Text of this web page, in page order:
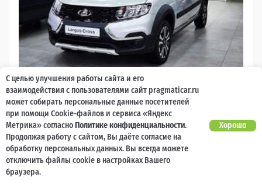
LADA Largus
2026
Есть предложение?
Улучшим! Ваш кешбек 10 000 баллов
2 017 000 ₽
1 477 600₽
С целью улучшения работы сайта и его
взаимодействия с пользователями сайт pragmaticar.ru
может собирать персональные данные посетителей
при помощи Cookie-файлов и сервиса «Яндекс
Метрика» согласноПолитике конфиденциальности.
Продолжая работу с сайтом, Вы даёте согласие на
обработку персональных данных. Вы всегда можете
отключить файлы cookie в настройках Вашего
браузера.
Хорошо